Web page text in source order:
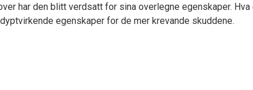
har den blitt verdsatt for sina overlegne egenskaper.
egenskaper for de mer krevande skuddene.